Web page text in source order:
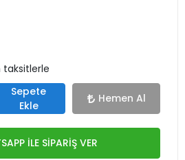
taksitlerle
Sepete
Ekle
Hemen Al
İLE SİPARİŞ VER